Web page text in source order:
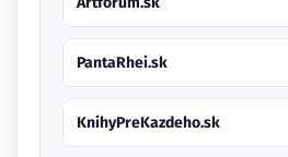
PantaRhei.sk
KnihyPreKazdeho.sk